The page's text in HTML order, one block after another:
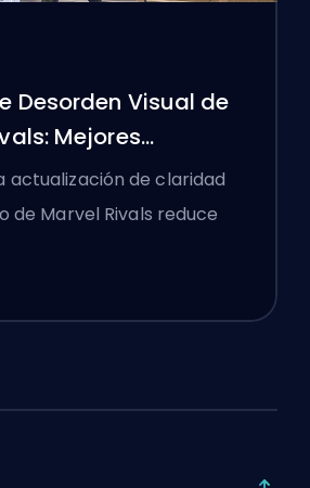
Desorden Visual de
Mejores
Después del
16 de Julio
actualización de claridad
de Marvel Rivals reduce